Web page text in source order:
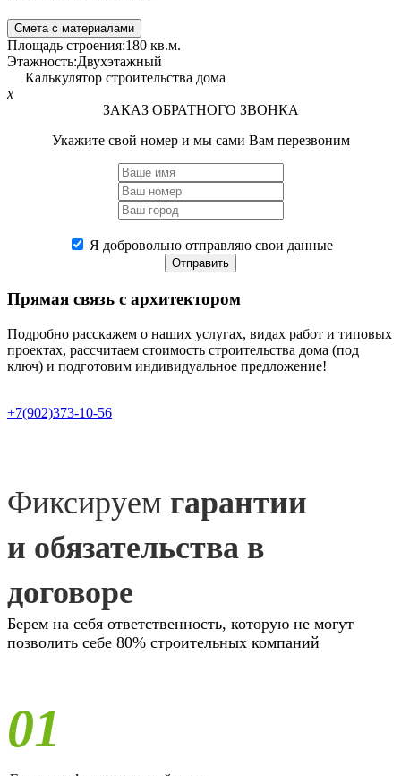
Смета с материалами
Площадь строения:180 кв.м.
Этажность:Двухэтажный
Калькулятор строительства дома
x
ЗАКАЗ ОБРАТНОГО ЗВОНКА
Укажите свой номер и мы сами Вам перезвоним
Я добровольно отправляю свои данные
Отправить
Прямая связь с архитектором
Подробно расскажем о наших услугах, видах работ и типовых
проектах, рассчитаем стоимость строительства дома (под
ключ) и подготовим индивидуальное предложение!
+7(902)373-10-56
Фиксируем гарантии
и обязательства в
договоре
Берем на себя ответственность, которую не могут
позволить себе 80% строительных компаний
01